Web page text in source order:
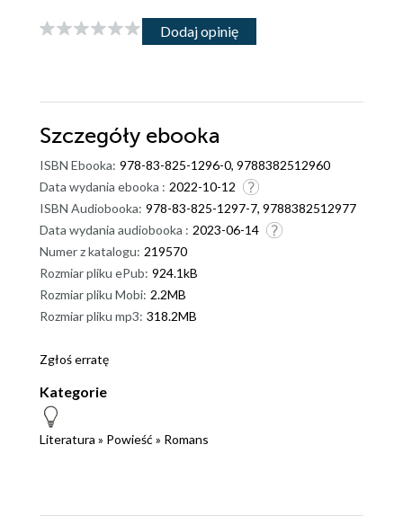
Dodaj opinię
Szczegóły ebooka
ISBN Ebooka: 978-83-825-1296-0, 9788382512960
Data wydania ebooka : 2022-10-12
ISBN Audiobooka: 978-83-825-1297-7, 9788382512977
Data wydania audiobooka : 2023-06-14
Numer z katalogu: 219570
Rozmiar pliku ePub: 924.1kB
Rozmiar pliku Mobi: 2.2MB
Rozmiar pliku mp3: 318.2MB
Zgłoś erratę
Kategorie
Literatura » Powieść » Romans